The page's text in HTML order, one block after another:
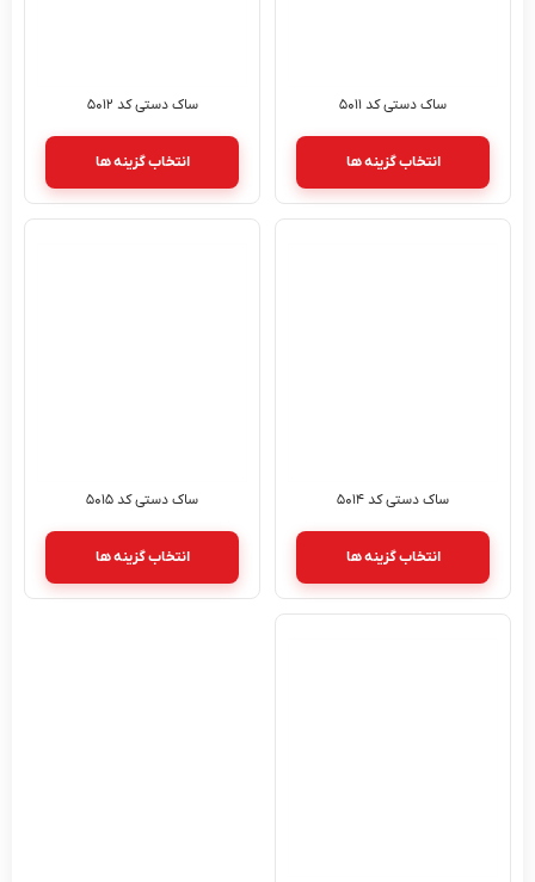
ساک دستی کد ۵۰۱۱
انتخاب گزینه ها
ساک دستی کد ۵۰۱۲
انتخاب گزینه ها
ساک دستی کد ۵۰۱۴
انتخاب گزینه ها
ساک دستی کد ۵۰۱۵
انتخاب گزینه ها